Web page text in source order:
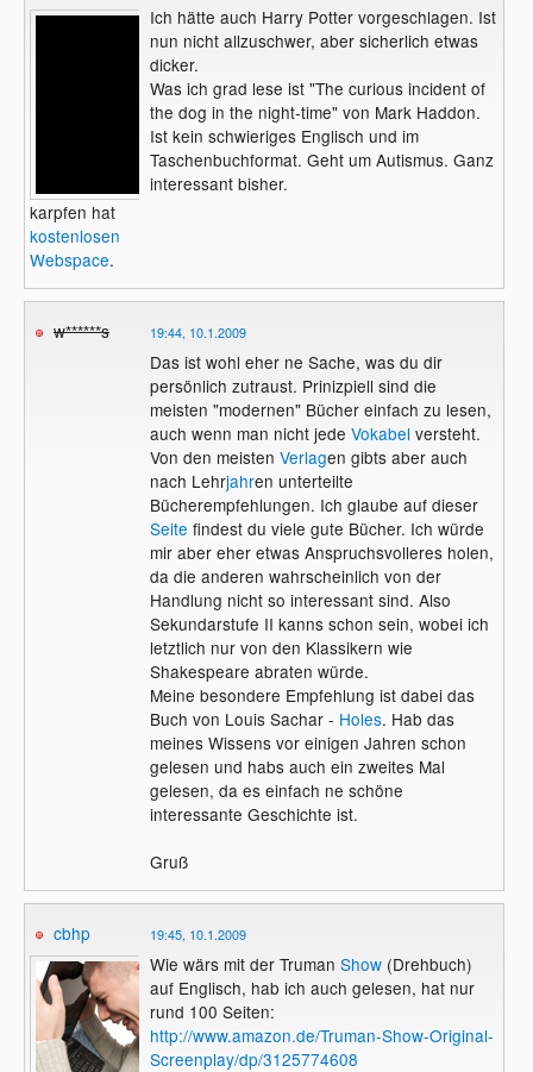
karpfen hat
kostenlosen
Webspace.
Ich hätte auch Harry Potter vorgeschlagen. Ist
nun nicht allzuschwer, aber sicherlich etwas
dicker.
Was ich grad lese ist "The curious incident of
the dog in the night-time" von Mark Haddon.
Ist kein schwieriges Englisch und im
Taschenbuchformat. Geht um Autismus. Ganz
interessant bisher.
w******s 19:44, 10.1.2009
Das ist wohl eher ne Sache, was du dir
persönlich zutraust. Prinizpiell sind die
meisten "modernen" Bücher einfach zu lesen,
auch wenn man nicht jede Vokabel versteht.
Von den meisten Verlagen gibts aber auch
nach Lehrjahren unterteilte
Bücherempfehlungen. Ich glaube auf dieser
Seite findest du viele gute Bücher. Ich würde
mir aber eher etwas Anspruchsvolleres holen,
da die anderen wahrscheinlich von der
Handlung nicht so interessant sind. Also
Sekundarstufe II kanns schon sein, wobei ich
letztlich nur von den Klassikern wie
Shakespeare abraten würde.
Meine besondere Empfehlung ist dabei das
Buch von Louis Sachar - Holes. Hab das
meines Wissens vor einigen Jahren schon
gelesen und habs auch ein zweites Mal
gelesen, da es einfach ne schöne
interessante Geschichte ist.
Gruß
cbhp 19:45, 10.1.2009
Wie wärs mit der Truman Show(Drehbuch)
auf Englisch, hab ich auch gelesen, hat nur
rund 100 Seiten:
http://www.amazon.de/Truman-Show-Original-
Screenplay/dp/3125774608